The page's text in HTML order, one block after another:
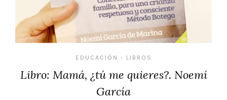
EDUCACIÓN • LIBROS
Libro: Mamá, ¿tú me quieres?. Noemí
García